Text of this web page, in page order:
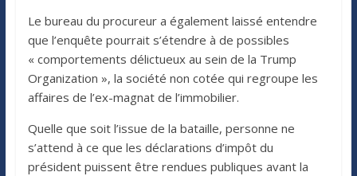
Le bureau du procureur a également laissé entendre
que l’enquête pourrait s’étendre à de possibles
« comportements délictueux au sein de la Trump
Organization », la société non cotée qui regroupe les
affaires de l’ex-magnat de l’immobilier.
Quelle que soit l’issue de la bataille, personne ne
s’attend à ce que les déclarations d’impôt du
président puissent être rendues publiques avant la